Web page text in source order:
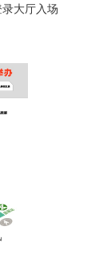
大厅入场